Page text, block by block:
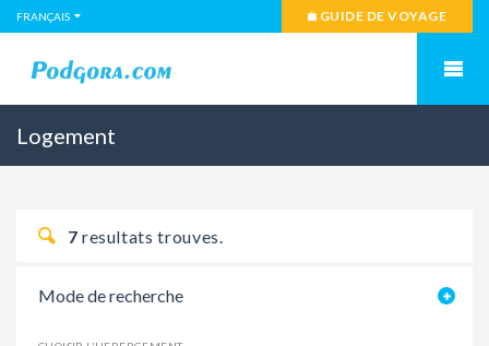
FRANÇAIS GUIDE DE VOYAGE
Logement
7 resultats trouves.
Mode de recherche